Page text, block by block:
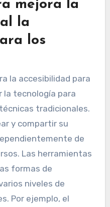
mejora la
la
los
la accesibilidad para
la tecnología para
tradicionales.
y compartir su
de
Las herramientas
formas de
niveles de
Por ejemplo, el